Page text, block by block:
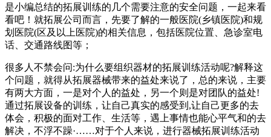
是小编总结的拓展训练的几个需要注意的安全问题，一起来看
看吧！就拓展公司而言，先要了解的一般医院(乡镇医院)和规
划医院(区及以上医院)的相关信息，包括医院位置、急诊室电
话、交通路线图等；
很多人不禁会问:为什么要组织器材的拓展训练活动呢?解释这
个问题，就得从拓展器械带来的益处来说了，总的来说，主要
有两大方面，一是对个人的益处，另一个则是对团队的益处!
通过拓展设备的训练，让自己真实的感受到,让自己更多的去
体会，积极的面对工作、生活等，遇上事情也能心平气和的去
解决，不浮不躁·……对于个人来说，进行器械拓展训练活动